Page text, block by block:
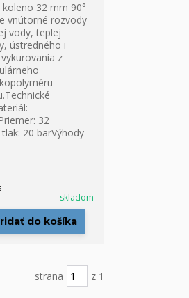
koleno 32 mm 90°
vnútorné rozvody
vody, teplej
ústredného i
z
32
20 barVýhody
skladom
do košíka
strana z 1